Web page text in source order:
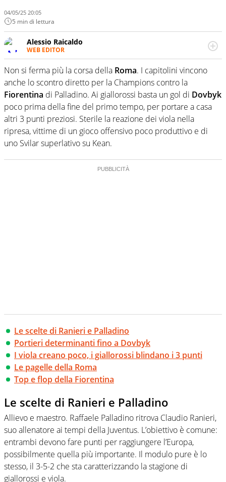
04/05/25 20:05
5 min di lettura
Alessio Raicaldo
WEB EDITOR
Un figlio che si chiama Diego e la tesi di laurea sugli stadi
di proprietà in Italia. Il calcio quale filo conduttore
irrinunciabile tra passione e professione. Per Virgilio
Sport indaga, approfondisce e scandaglia l'universo
mondo dello sport per antonomasia
Non si ferma più la corsa della Roma. I capitolini vincono
anche lo scontro diretto per la Champions contro la
Fiorentina di Palladino. Ai giallorossi basta un gol di Dovbyk
poco prima della fine del primo tempo, per portare a casa
altri 3 punti preziosi. Sterile la reazione dei viola nella
ripresa, vittime di un gioco offensivo poco produttivo e di
uno Svilar superlativo su Kean.
Le scelte di Ranieri e Palladino
Portieri determinanti fino a Dovbyk
I viola creano poco, i giallorossi blindano i 3 punti
Le pagelle della Roma
Top e flop della Fiorentina
Le scelte di Ranieri e Palladino
Allievo e maestro. Raffaele Palladino ritrova Claudio Ranieri,
suo allenatore ai tempi della Juventus. L’obiettivo è comune:
entrambi devono fare punti per raggiungere l’Europa,
possibilmente quella più importante. Il modulo pure è lo
stesso, il 3-5-2 che sta caratterizzando la stagione di
giallorossi e viola.